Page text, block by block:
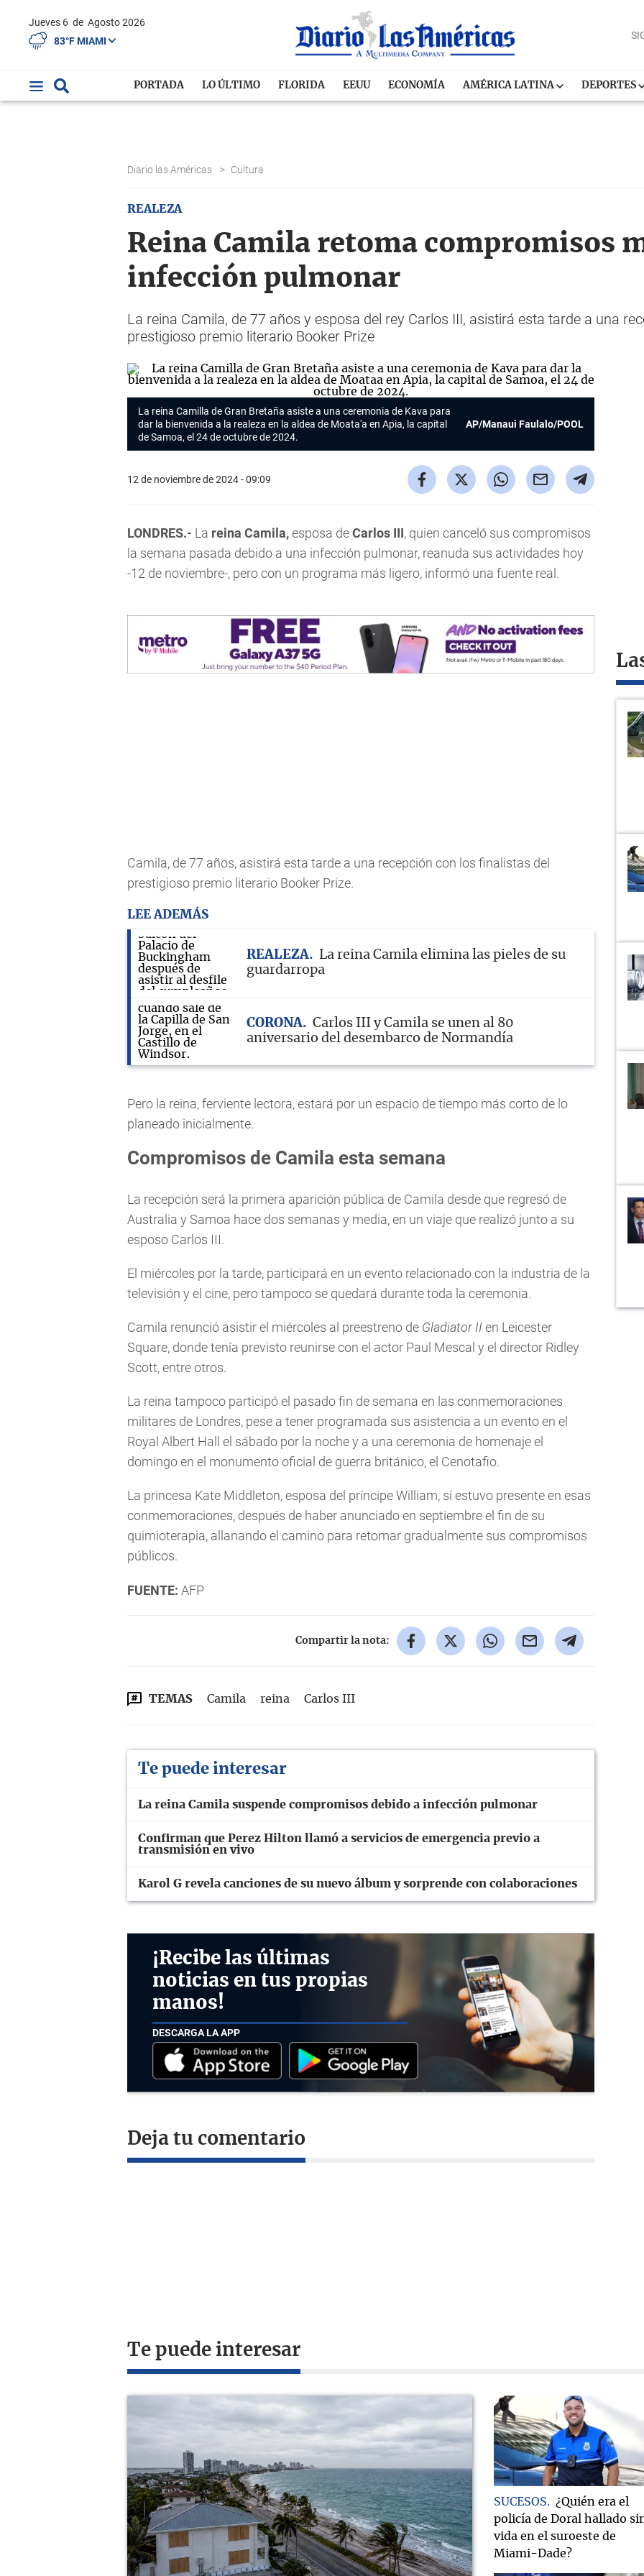
Jueves 6 de Agosto 2026
83°F MIAMI
PORTADA LO ÚLTIMO FLORIDA EEUU ECONOMÍA AMÉRICA LATINA DEPORTES
Diario las Américas > Cultura
REALEZA
Reina Camila retoma compromisos
infección pulmonar
La reina Camila, de 77 años y esposa del rey Carlos III, asistirá esta tarde a una
prestigioso premio literario Booker Prize
La reina Camilla de Gran Bretaña asiste a una ceremonia de Kava para
dar la bienvenida a la realeza en la aldea de Moata'a en Apia, la capital
de Samoa, el 24 de octubre de 2024.
AP/Manaui Faulalo/POOL
12 de noviembre de 2024 - 09:09
LONDRES.- La reina Camila,esposa deCarlos III, quien canceló sus compromisos
la semana pasada debido a una infección pulmonar, reanuda sus actividades hoy
-12 de noviembre-, pero con un programa más ligero, informó una fuente real.
Camila, de 77 años, asistirá esta tarde a una recepción con los finalistas del
prestigioso premio literario Booker Prize.
LEE ADEMÁS
REALEZA
La reina Camila elimina las pieles de su
guardarropa
CORONA
Carlos III y Camila se unen al 80
aniversario del desembarco de Normandía
Pero la reina, ferviente lectora, estará por un espacio de tiempo más corto de lo
planeado inicialmente.
Compromisos de Camila esta semana
La recepción será la primera aparición pública de Camila desde que regresó de
Australia y Samoa hace dos semanas y media, en un viaje que realizó junto a su
esposo Carlos III.
El miércoles por la tarde, participará en un evento relacionado con la industria de la
televisión y el cine, pero tampoco se quedará durante toda la ceremonia.
Camila renunció asistir el miércoles al preestreno de Gladiator II en Leicester
Square, donde tenía previsto reunirse con el actor Paul Mescal y el director Ridley
Scott, entre otros.
La reina tampoco participó el pasado fin de semana en las conmemoraciones
militares de Londres, pese a tener programada sus asistencia a un evento en el
Royal Albert Hall el sábado por la noche y a una ceremonia de homenaje el
domingo en el monumento oficial de guerra británico, el Cenotafio.
La princesa Kate Middleton, esposa del príncipe William, sí estuvo presente en esas
conmemoraciones, después de haber anunciado en septiembre el fin de su
quimioterapia, allanando el camino para retomar gradualmente sus compromisos
públicos.
FUENTE: AFP
Compartir la nota:
TEMAS Camila reina Carlos III
Te puede interesar
La reina Camila suspende compromisos debido a infección pulmonar
Confirman que Perez Hilton llamó a servicios de emergencia previo a
transmisión en vivo
Karol G revela canciones de su nuevo álbum y sorprende con colaboraciones
¡Recibe las últimas
noticias en tus propias
manos!
DESCARGA LA APP
Deja tu comentario
Te puede interesar
SUCESOS
¿Quién era el
policía de Doral hallado
vida en el suroeste de
Miami-Dade?